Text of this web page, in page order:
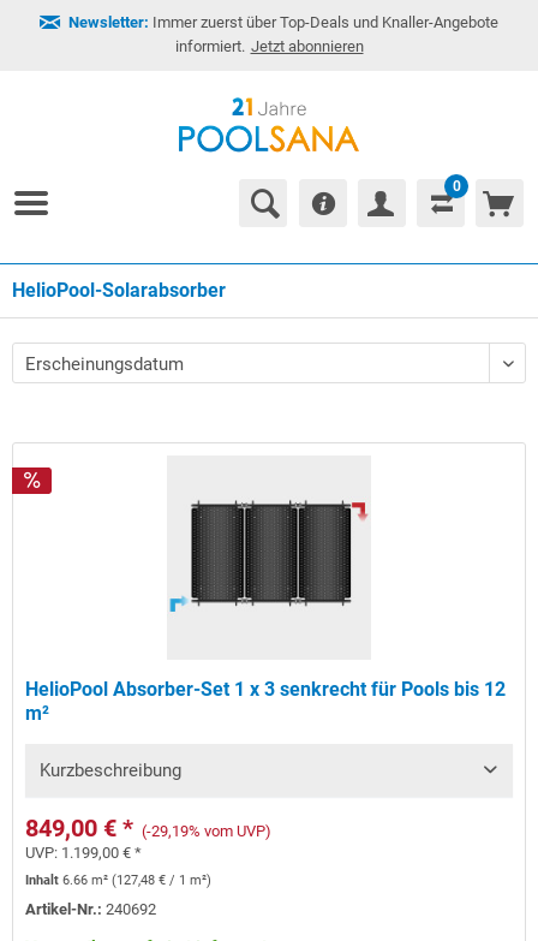
Newsletter: Immer zuerst über Top-Deals und Knaller-Angebote
informiert. Jetzt abonnieren
0
HelioPool-Solarabsorber
HelioPool Absorber-Set 1 x 3 senkrecht für Pools bis 12
m²
Kurzbeschreibung
849,00 € * (-29,19% vom UVP)
UVP: 1.199,00 € *
Inhalt6.66 m²(127,48 € / 1 m²)
Artikel-Nr.:240692